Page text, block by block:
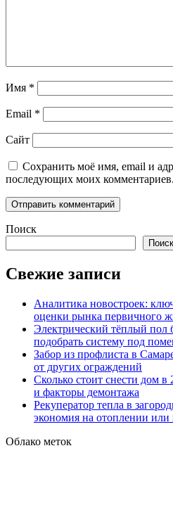
Имя *
Email *
Сайт
Сохранить моё имя, email и
последующих моих комментариев.
Поиск
Поиск
Свежие записи
Аналитика новостроек:
оценки рынка первичного
Электрический тёплый пол
подобрать систему под
Забор из профлиста в
от других ограждений
Сколько стоит снести дом
и факторы демонтажа
Рекуператор тепла в
экономия на отоплении
Облако меток